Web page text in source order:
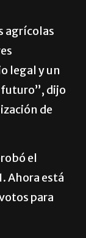
agrícolas
legal y un
futuro”, dijo
de
el
Ahora está
para